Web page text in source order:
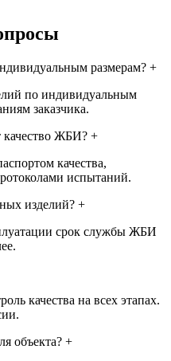
размерам? +
по индивидуальным
заказчика.
качество ЖБИ? +
качества,
испытаний.
изделий? +
срок службы ЖБИ
качества на всех этапах.
объекта? +